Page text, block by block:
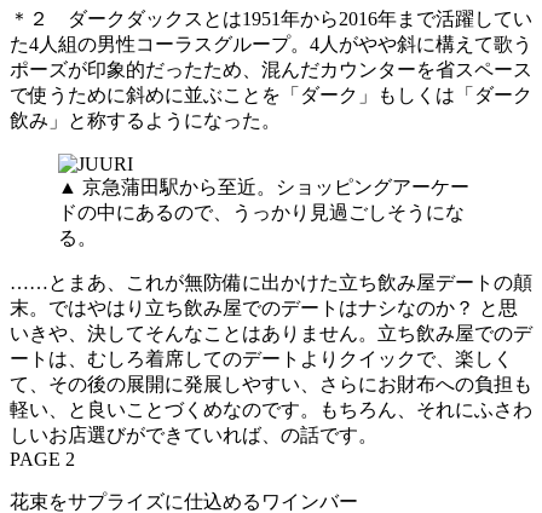
＊２ ダークダックスとは1951年から2016年まで活躍してい
た4人組の男性コーラスグループ。4人がやや斜に構えて歌う
ポーズが印象的だったため、混んだカウンターを省スペース
で使うために斜めに並ぶことを「ダーク」もしくは「ダーク
飲み」と称するようになった。
▲ 京急蒲田駅から至近。ショッピングアーケー
ドの中にあるので、うっかり見過ごしそうにな
る。
……とまあ、これが無防備に出かけた立ち飲み屋デートの顛
末。ではやはり立ち飲み屋でのデートはナシなのか？ と思
いきや、決してそんなことはありません。立ち飲み屋でのデ
ートは、むしろ着席してのデートよりクイックで、楽しく
て、その後の展開に発展しやすい、さらにお財布への負担も
軽い、と良いことづくめなのです。もちろん、それにふさわ
しいお店選びができていれば、の話です。
PAGE 2
花束をサプライズに仕込めるワインバー